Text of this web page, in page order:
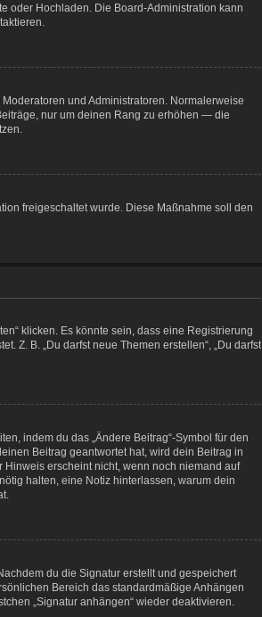
oder Hochladen. Die Board-Administration kann
und Administratoren. Normalerweise
nur um deinen Rang zu erhöhen — die
freigeschaltet wurde. Diese Maßnahme soll den
klicken. Es könnte sein, dass eine Registrierung
Z. B. „Du darfst neue Themen erstellen“, „Du darfst
indem du das „Ändere Beitrag“-Symbol für den
Beitrag geantwortet hat, wird dein Beitrag in
erscheint nicht, wenn noch niemand auf
halten, eine Notiz hinterlassen, warum dein
du die Signatur erstellt und gespeichert
Bereich das standardmäßige Anhängen
„Signatur anhängen“ wieder deaktivieren.